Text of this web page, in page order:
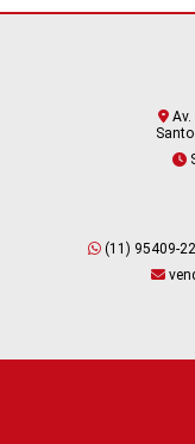
(11) 95409-